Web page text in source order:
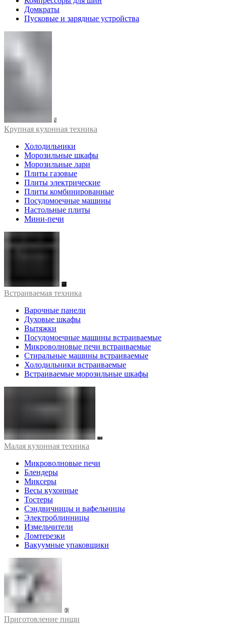
Домкраты
Пусковые и зарядные устройства
Крупная кухонная техника
Холодильники
Морозильные шкафы
Морозильные лари
Плиты газовые
Плиты электрические
Плиты комбинированные
Посудомоечные машины
Настольные плиты
Мини-печи
Встраиваемая техника
Варочные панели
Духовые шкафы
Вытяжки
Посудомоечные машины встраиваемые
Микроволновые печи встраиваемые
Стиральные машины встраиваемые
Холодильники встраиваемые
Встраиваемые морозильные шкафы
Малая кухонная техника
Микроволновые печи
Блендеры
Миксеры
Весы кухонные
Тостеры
Сэндвичницы и вафельницы
Электроблинницы
Измельчители
Ломтерезки
Вакуумные упаковщики
Приготовление пищи